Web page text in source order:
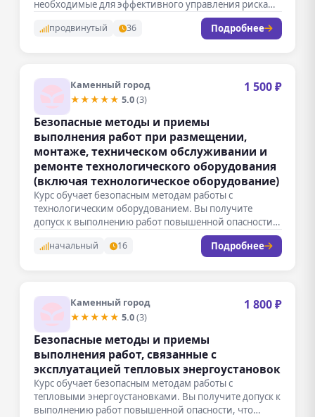
необходимые для эффективного управления рисками
продвинутый 36 Подробнее
Каменный город
★★★★★ 5.0(3)
1 500 ₽
Безопасные методы и приемы
выполнения работ при размещении,
монтаже, техническом обслуживании и
ремонте технологического оборудования
(включая технологическое оборудование)
Курс обучает безопасным методам работы с
технологическим оборудованием. Вы получите
допуск к выполнению работ повышенной опасности,
начальный 16 Подробнее
Каменный город
★★★★★ 5.0(3)
1 800 ₽
Безопасные методы и приемы
выполнения работ, связанные с
эксплуатацией тепловых энергоустановок
Курс обучает безопасным методам работы с
тепловыми энергоустановками. Вы получите допуск к
выполнению работ повышенной опасности, что